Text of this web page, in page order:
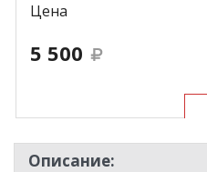
Цена
5 500
Описание: